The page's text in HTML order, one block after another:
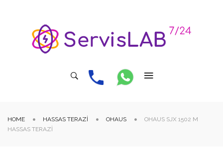
HOME HASSAS TERAZI OHAUS
OHAUS SJX 1502 M
HASSAS TERAZI